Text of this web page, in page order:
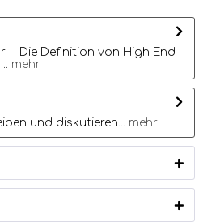
- Die Definition von High End -
mehr
und diskutieren...
mehr